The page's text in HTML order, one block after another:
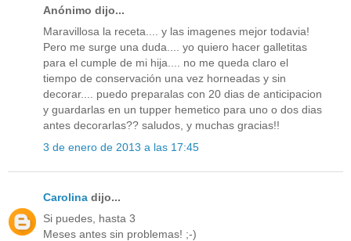
Anónimo dijo...
Maravillosa la receta.... y las imagenes mejor todavia!
Pero me surge una duda.... yo quiero hacer galletitas
para el cumple de mi hija.... no me queda claro el
tiempo de conservación una vez horneadas y sin
decorar.... puedo preparalas con 20 dias de anticipacion
y guardarlas en un tupper hemetico para uno o dos dias
antes decorarlas?? saludos, y muchas gracias!!
3 de enero de 2013 a las 17:45
Carolina dijo...
Si puedes, hasta 3
Meses antes sin problemas! ;-)